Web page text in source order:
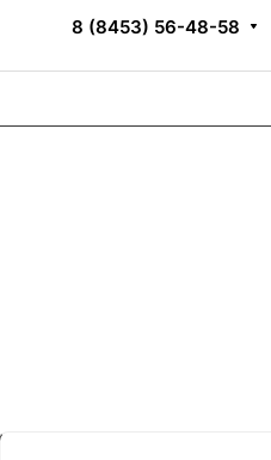
8 (8453) 56-48-58